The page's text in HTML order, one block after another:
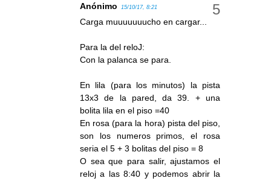
Anónimo 15/10/17, 8:21
Carga muuuuuuucho en cargar...
Para la del reloJ:
Con la palanca se para.
En lila (para los minutos) la pista
13x3 de la pared, da 39. + una
bolita lila en el piso =40
En rosa (para la hora) pista del piso,
son los numeros primos, el rosa
seria el 5 + 3 bolitas del piso = 8
O sea que para salir, ajustamos el
reloj a las 8:40 y podemos abrir la